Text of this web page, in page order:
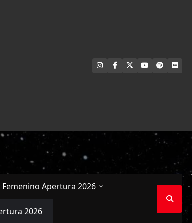
INSTAGRAM
FACEBOOK YOUTUBE
SPOTIFY
Apertura 2026
2026